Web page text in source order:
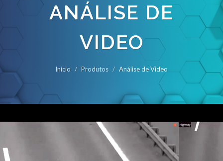
ANÁLISE DE
VIDEO
Início Produtos Análise de Video